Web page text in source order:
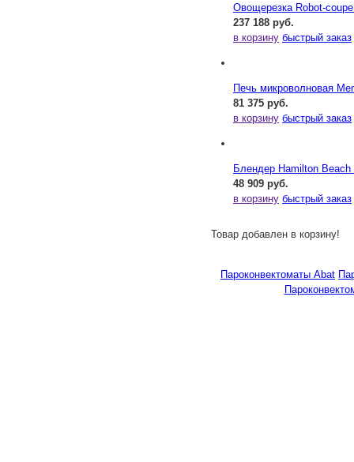
Овощерезка Robot-
237 188 руб.
в корзину быстрый заказ
Печь микроволновая
81 375 руб.
в корзину быстрый заказ
Блендер Hamilton Beach
48 909 руб.
в корзину быстрый заказ
Товар добавлен в корзину!
Пароконвектоматы Abat